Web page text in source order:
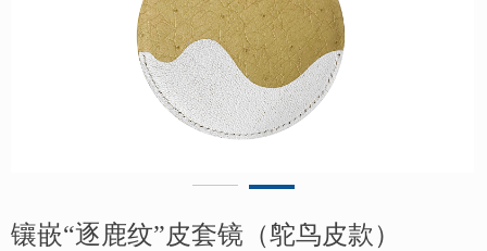
镶嵌“逐鹿纹”皮套镜（鸵鸟皮款）